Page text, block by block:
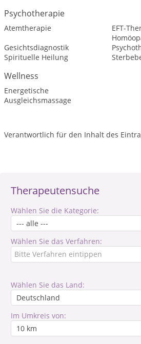
Therapeutensuche
Wählen Sie die Kategorie:
Wählen Sie das Verfahren:
Wählen Sie das Land:
Im Umkreis von:
Psychotherapie
Atemtherapie
EFT-
Gesichtsdiagnostik
Spirituelle Heilung
Wellness
Energetische
Ausgleichsmassage
Verantwortlich für den Inhalt des